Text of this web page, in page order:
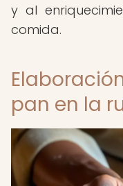
y al
comida.
pan en la